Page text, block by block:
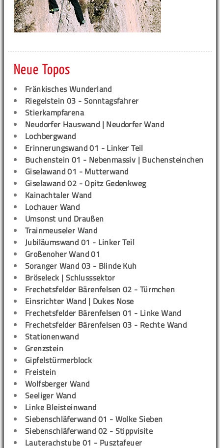
Neue Topos
Fränkisches Wunderland
Riegelstein 03 - Sonntagsfahrer
Stierkampfarena
Neudorfer Hauswand | Neudorfer Wand
Lochbergwand
Erinnerungswand 01 - Linker Teil
Buchenstein 01 - Nebenmassiv | Buchensteinchen
Giselawand 01 - Mutterwand
Giselawand 02 - Opitz Gedenkweg
Kainachtaler Wand
Lochauer Wand
Umsonst und Draußen
Trainmeuseler Wand
Jubiläumswand 01 - Linker Teil
Großenoher Wand 01
Soranger Wand 03 - Blinde Kuh
Bröseleck | Schlusssektor
Frechetsfelder Bärenfelsen 02 - Türmchen
Einsrichter Wand | Dukes Nose
Frechetsfelder Bärenfelsen 01 - Linke Wand
Frechetsfelder Bärenfelsen 03 - Rechte Wand
Stationenwand
Grenzstein
Gipfelstürmerblock
Freistein
Wolfsberger Wand
Seeliger Wand
Linke Bleisteinwand
Siebenschläferwand 01 - Wolke Sieben
Siebenschläferwand 02 - Stippvisite
Lauterachstube 01 - Pusztafeuer